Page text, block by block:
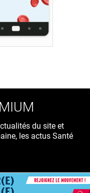
du site et
les actus Santé